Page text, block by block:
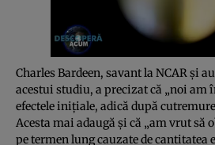
Charles Bardeen, savant la NCAR şi
acestui studiu, a precizat că „noi am
efectele iniţiale, adică după
Acesta mai adaugă şi că „am vrut să
pe termen lung cauzate de cantitatea